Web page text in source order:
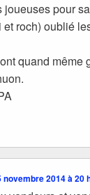
joueuses pour
et roch) oublié
quand même
novembre 2014 à 20